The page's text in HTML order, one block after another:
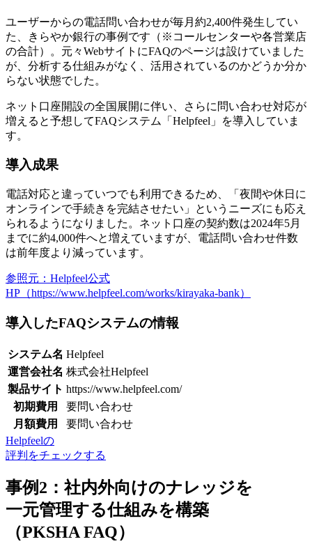
ユーザーからの電話問い合わせが毎月約2,400件発生してい
た、きらやか銀行の事例です（※コールセンターや各営業店
の合計）。元々WebサイトにFAQのページは設けていました
が、分析する仕組みがなく、活用されているのかどうか分か
らない状態でした。
ネット口座開設の全国展開に伴い、さらに問い合わせ対応が
増えると予想してFAQシステム「Helpfeel」を導入していま
す。
導入成果
電話対応と違っていつでも利用できるため、「夜間や休日に
オンラインで手続きを完結させたい」というニーズにも応え
られるようになりました。ネット口座の契約数は2024年5月
までに約4,000件へと増えていますが、 電話問い合わせ件数
は前年度より減っています。
参照元：Helpfeel公式
HP（https://www.helpfeel.com/works/kirayaka-bank）
導入したFAQシステムの情報
システム名 Helpfeel
運営会社名 株式会社Helpfeel
製品サイト https://www.helpfeel.com/
初期費用
要問い合わせ
月額費用
要問い合わせ
Helpfeelの
評判をチェックする
事例2：社内外向けのナレッジを
一元管理する仕組みを構築
（PKSHA FAQ）